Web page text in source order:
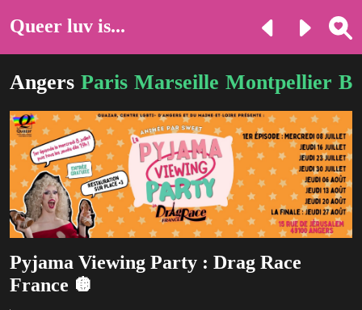
Queer luv is...
Angers Paris Marseille Montpellier
Pyjama Viewing Party : Drag Race
France 🪩​